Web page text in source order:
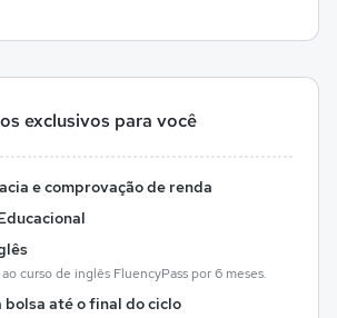
exclusivos para você
e comprovação de renda
curso de inglês FluencyPass por 6 meses.
bolsa até o final do ciclo